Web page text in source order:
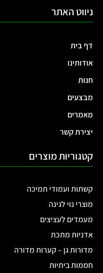
ניווט האתר
דף בית
אודותינו
חנות
מבצעים
מאמרים
יצירת קשר
קטגוריות מוצרים
קשתות ועמודי תמיכה
מוצרי נוי לגינה
מעמדים לעציצים
אדניות מתכת
מדורות גן – קערות מדורה
חממות ביתיות